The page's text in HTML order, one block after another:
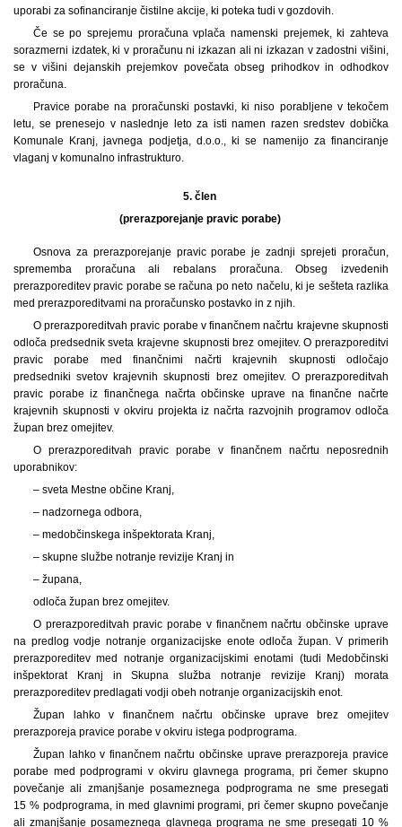
uporabi za sofinanciranje čistilne akcije, ki poteka tudi v gozdovih.
Če se po sprejemu proračuna vplača namenski prejemek, ki zahteva
sorazmerni izdatek, ki v proračunu ni izkazan ali ni izkazan v zadostni višini,
se v višini dejanskih prejemkov povečata obseg prihodkov in odhodkov
proračuna.
Pravice porabe na proračunski postavki, ki niso porabljene v tekočem
letu, se prenesejo v naslednje leto za isti namen razen sredstev dobička
Komunale Kranj, javnega podjetja, d.o.o., ki se namenijo za financiranje
vlaganj v komunalno infrastrukturo.
5. člen
(prerazporejanje pravic porabe)
Osnova za prerazporejanje pravic porabe je zadnji sprejeti proračun,
sprememba proračuna ali rebalans proračuna. Obseg izvedenih
prerazporeditev pravic porabe se računa po neto načelu, ki je sešteta razlika
med prerazporeditvami na proračunsko postavko in z njih.
O prerazporeditvah pravic porabe v finančnem načrtu krajevne skupnosti
odloča predsednik sveta krajevne skupnosti brez omejitev. O prerazporeditvi
pravic porabe med finančnimi načrti krajevnih skupnosti odločajo
predsedniki svetov krajevnih skupnosti brez omejitev. O prerazporeditvah
pravic porabe iz finančnega načrta občinske uprave na finančne načrte
krajevnih skupnosti v okviru projekta iz načrta razvojnih programov odloča
župan brez omejitev.
O prerazporeditvah pravic porabe v finančnem načrtu neposrednih
uporabnikov:
– sveta Mestne občine Kranj,
– nadzornega odbora,
– medobčinskega inšpektorata Kranj,
– skupne službe notranje revizije Kranj in
– župana,
odloča župan brez omejitev.
O prerazporeditvah pravic porabe v finančnem načrtu občinske uprave
na predlog vodje notranje organizacijske enote odloča župan. V primerih
prerazporeditev med notranje organizacijskimi enotami (tudi Medobčinski
inšpektorat Kranj in Skupna služba notranje revizije Kranj) morata
prerazporeditev predlagati vodji obeh notranje organizacijskih enot.
Župan lahko v finančnem načrtu občinske uprave brez omejitev
prerazporeja pravice porabe v okviru istega podprograma.
Župan lahko v finančnem načrtu občinske uprave prerazporeja pravice
porabe med podprogrami v okviru glavnega programa, pri čemer skupno
povečanje ali zmanjšanje posameznega podprograma ne sme presegati
15 % podprograma, in med glavnimi programi, pri čemer skupno povečanje
ali zmanjšanje posameznega glavnega programa ne sme presegati 10 %